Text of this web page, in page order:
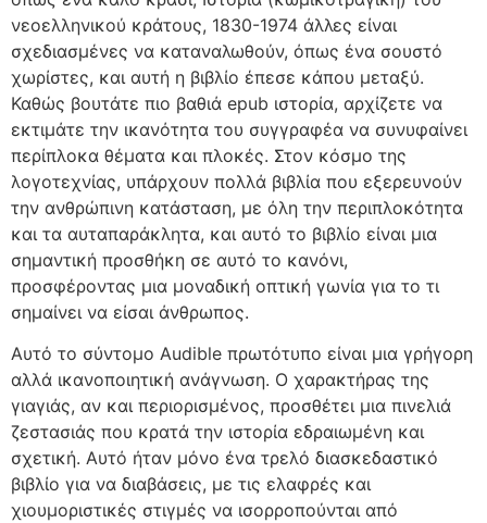
νεοελληνικού κράτους, 1830-1974 άλλες είναι
σχεδιασμένες να καταναλωθούν, όπως ένα σουστό
χωρίστες, και αυτή η βιβλίο έπεσε κάπου μεταξύ.
Καθώς βουτάτε πιο βαθιά epub ιστορία, αρχίζετε να
εκτιμάτε την ικανότητα του συγγραφέα να συνυφαίνει
περίπλοκα θέματα και πλοκές. Στον κόσμο της
λογοτεχνίας, υπάρχουν πολλά βιβλία που εξερευνούν
την ανθρώπινη κατάσταση, με όλη την περιπλοκότητα
και τα αυταπαράκλητα, και αυτό το βιβλίο είναι μια
σημαντική προσθήκη σε αυτό το κανόνι,
προσφέροντας μια μοναδική οπτική γωνία για το τι
σημαίνει να είσαι άνθρωπος.
Αυτό το σύντομο Audible πρωτότυπο είναι μια γρήγορη
αλλά ικανοποιητική ανάγνωση. Ο χαρακτήρας της
γιαγιάς, αν και περιορισμένος, προσθέτει μια πινελιά
ζεστασιάς που κρατά την ιστορία εδραιωμένη και
σχετική. Αυτό ήταν μόνο ένα τρελό διασκεδαστικό
βιβλίο για να διαβάσεις, με τις ελαφρές και
χιουμοριστικές στιγμές να ισορροπούνται από